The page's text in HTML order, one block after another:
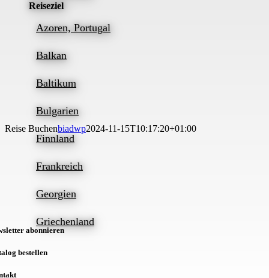
Reiseziel
Azoren, Portugal
Balkan
Baltikum
Bulgarien
Finnland
Frankreich
Georgien
Griechenland
Reise Buchenbiadwp2024-11-15T10:17:20+01:00
abonnieren
bestellen